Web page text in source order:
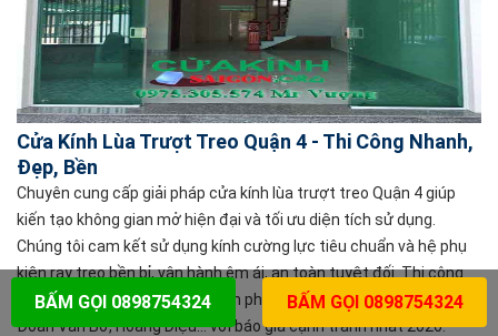
Cửa Kính Lùa Trượt Treo Quận 4 - Thi Công Nhanh,
Đẹp, Bền
Chuyên cung cấp giải pháp cửa kính lùa trượt treo Quận 4 giúp
kiến tạo không gian mở hiện đại và tối ưu diện tích sử dụng.
Chúng tôi cam kết sử dụng kính cường lực tiêu chuẩn và hệ phụ
kiện ray treo bền bỉ, vận hành êm ái, an toàn tuyệt đối. Thi công
nhanh chóng cho chung cư, văn phòng, shop tại Bến Vân Đồn,
Đoàn Văn Bơ, Hoàng Diệu... với báo giá cạnh tranh nhất 2026.
BẤM GỌI 0898754324 BẤM GỌI 0898754324